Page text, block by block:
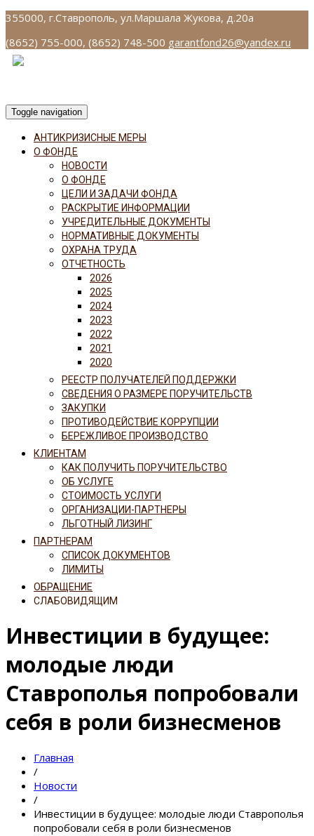
355000, г.Ставрополь, ул.Маршала Жукова, д.20а
(8652) 755-000, (8652) 748-500 garantfond26@yandex.ru
Toggle navigation
АНТИКРИЗИСНЫЕ МЕРЫ
О ФОНДЕ
НОВОСТИ
О ФОНДЕ
ЦЕЛИ И ЗАДАЧИ ФОНДА
РАСКРЫТИЕ ИНФОРМАЦИИ
УЧРЕДИТЕЛЬНЫЕ ДОКУМЕНТЫ
НОРМАТИВНЫЕ ДОКУМЕНТЫ
ОХРАНА ТРУДА
ОТЧЕТНОСТЬ
2026
2025
2024
2023
2022
2021
2020
РЕЕСТР ПОЛУЧАТЕЛЕЙ ПОДДЕРЖКИ
СВЕДЕНИЯ О РАЗМЕРЕ ПОРУЧИТЕЛЬСТВ
ЗАКУПКИ
ПРОТИВОДЕЙСТВИЕ КОРРУПЦИИ
БЕРЕЖЛИВОЕ ПРОИЗВОДСТВО
КЛИЕНТАМ
КАК ПОЛУЧИТЬ ПОРУЧИТЕЛЬСТВО
ОБ УСЛУГЕ
СТОИМОСТЬ УСЛУГИ
ОРГАНИЗАЦИИ-ПАРТНЕРЫ
ЛЬГОТНЫЙ ЛИЗИНГ
ПАРТНЕРАМ
СПИСОК ДОКУМЕНТОВ
ЛИМИТЫ
ОБРАЩЕНИЕ
СЛАБОВИДЯЩИМ
Инвестиции в будущее:
молодые люди
Ставрополья попробовали
себя в роли бизнесменов
Главная
/
Новости
/
Инвестиции в будущее: молодые люди Ставрополья
попробовали себя в роли бизнесменов